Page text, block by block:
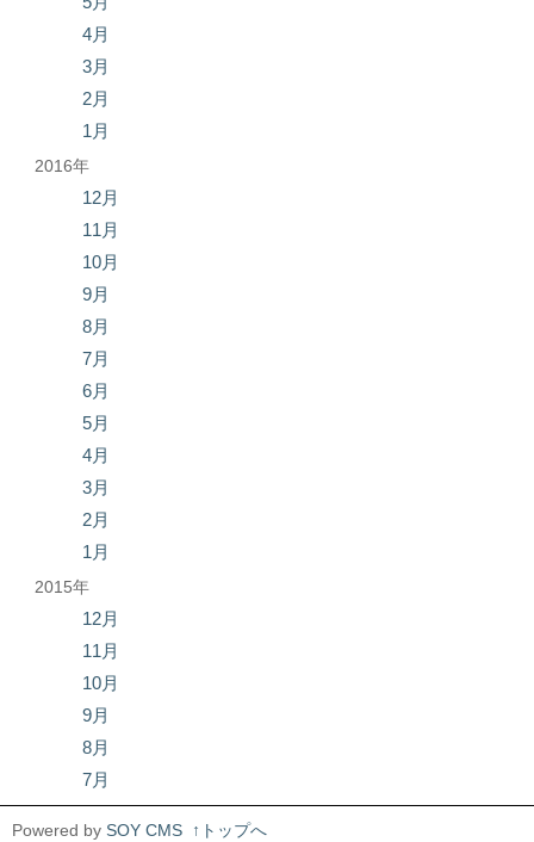
4月
3月
2月
1月
2016年
12月
11月
10月
9月
8月
7月
6月
5月
4月
3月
2月
1月
2015年
12月
11月
10月
9月
8月
7月
Powered by SOY CMS ↑トップへ